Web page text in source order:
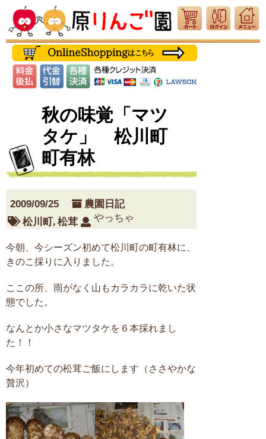
秋の味覚「マツ
タケ」 松川町
町有林
2009/09/25
農園日記
松川町, 松茸 やっちゃ
今朝、今シーズン初めて松川町の町有林に、
きのこ採りに入りました。
ここの所、雨がなく山もカラカラに乾いた状
態でした。
なんとか小さなマツタケを６本採れまし
た！！
今年初めての松茸ご飯にします（ささやかな
贅沢）